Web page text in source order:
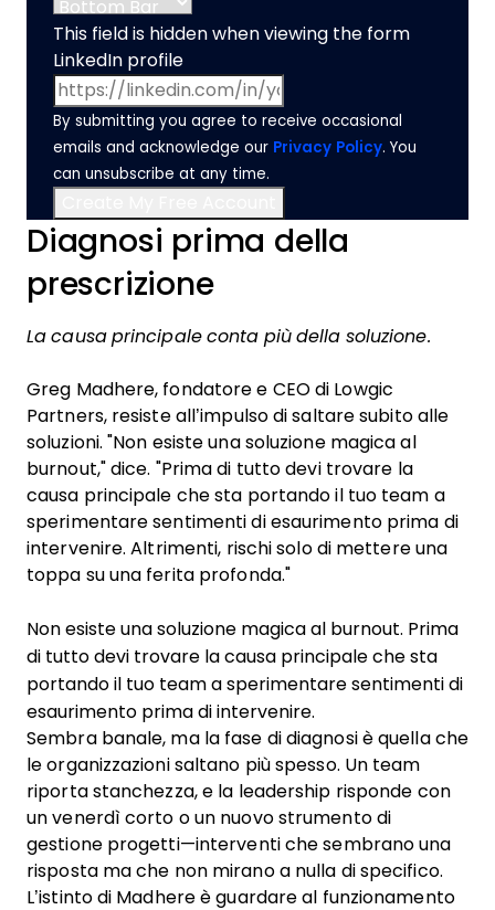
This field is hidden when viewing the form
LinkedIn profile
By submitting you agree to receive occasional
emails and acknowledge our Privacy Policy. You
can unsubscribe at any time.
Diagnosi prima della
prescrizione
La causa principale conta più della soluzione.
Greg Madhere, fondatore e CEO di Lowgic
Partners, resiste all’impulso di saltare subito alle
soluzioni. "Non esiste una soluzione magica al
burnout," dice. "Prima di tutto devi trovare la
causa principale che sta portando il tuo team a
sperimentare sentimenti di esaurimento prima di
intervenire. Altrimenti, rischi solo di mettere una
toppa su una ferita profonda."
Non esiste una soluzione magica al burnout. Prima
di tutto devi trovare la causa principale che sta
portando il tuo team a sperimentare sentimenti di
esaurimento prima di intervenire.
Sembra banale, ma la fase di diagnosi è quella che
le organizzazioni saltano più spesso. Un team
riporta stanchezza, e la leadership risponde con
un venerdì corto o un nuovo strumento di
gestione progetti—interventi che sembrano una
risposta ma che non mirano a nulla di specifico.
L’istinto di Madhere è guardare al funzionamento